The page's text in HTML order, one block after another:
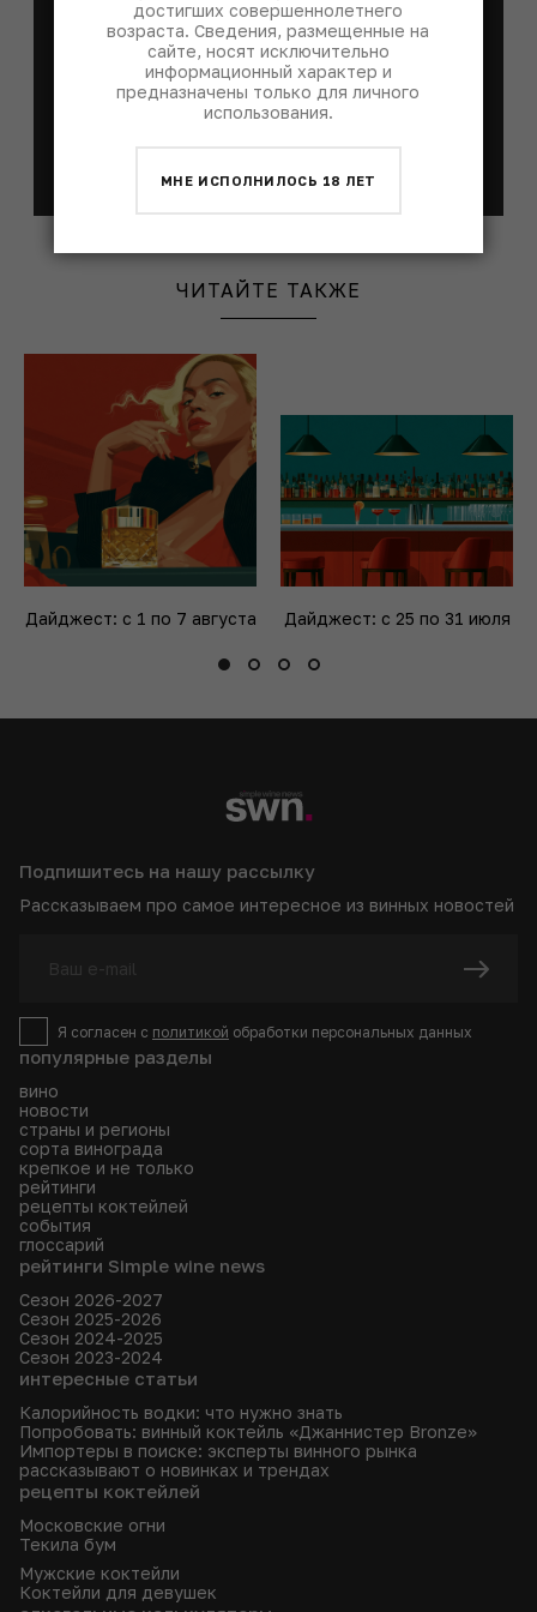
Каждый понедельник мы присылаем лучшие
материалы недели
персональных данных
ЧИТАЙТЕ ТАКЖЕ
Дайджест: с 1 по 7 августа Дайджест: с 25 по 31 июля
популярные разделы
вино
новости
страны и регионы
сорта винограда
крепкое и не только
рейтинги
рецепты коктейлей
события
глоссарий
рейтинги Simple wine news
Сезон 2026-2027
Сезон 2025-2026
Сезон 2024-2025
Сезон 2023-2024
интересные статьи
Калорийность водки: что нужно знать
Попробовать: винный коктейль «Джаннистер Bronze»
Импортеры в поиске: эксперты винного рынка
рассказывают о новинках и трендах
рецепты коктейлей
Московские огни
Текила бум
Мужские коктейли
Коктейли для девушек
Подпишитесь на нашу рассылку
Рассказываем про самое интересное из винных новостей
Я согласен с политикой обработки персональных данных
достигших совершеннолетнего
возраста. Сведения, размещенные на
сайте, носят исключительно
информационный характер и
предназначены только для личного
использования.
МНЕ ИСПОЛНИЛОСЬ 18 ЛЕТ